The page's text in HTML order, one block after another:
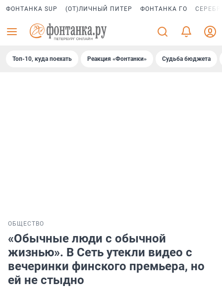
ФОНТАНКА SUP (ОТ)ЛИЧНЫЙ ПИТЕР ФОНТАНКА ГО
Топ-10, куда поехать Реакция «Фонтанки» Судьба бюджета
ОБЩЕСТВО
«Обычные люди с обычной
жизнью». В Сеть утекли видео с
вечеринки финского премьера, но
ей не стыдно